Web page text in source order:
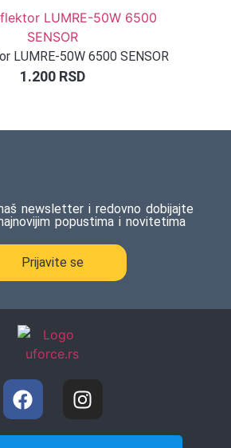
LUMRE-50W 6500 SENSOR
1.200 RSD
newsletter i redovno dobijajte
popustima i novitetima
Prijavite se